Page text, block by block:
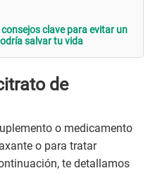
clave para evitar un
salvar tu vida
de
o medicamento
o para tratar
te detallamos